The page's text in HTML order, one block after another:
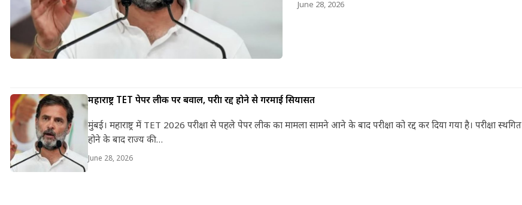
June 28, 2026
महाराष्ट्र TET पेपर लीक पर बवाल, परीक्षा रद्द होने से गरमाई सियासत
मुंबई। महाराष्ट्र में TET 2026 परीक्षा से पहले पेपर लीक का मामला सामने आने के बाद परीक्षा को रद्द कर दिया गया है। परीक्षा स्थगित
होने के बाद राज्य की…
June 28, 2026